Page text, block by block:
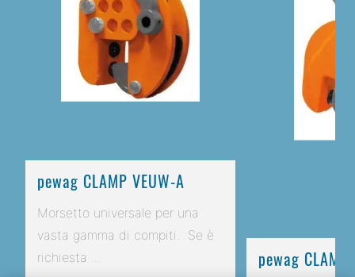
pewag CLAMP VEUW-A
Morsetto universale per una
vasta gamma di compiti. Se è
richiesta ...
pewag